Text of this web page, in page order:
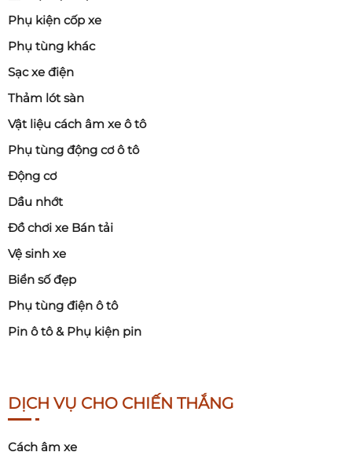
Phụ kiện cốp xe
Phụ tùng khác
Sạc xe điện
Thảm lót sàn
Vật liệu cách âm xe ô tô
Phụ tùng động cơ ô tô
Động cơ
Dầu nhớt
Đồ chơi xe Bán tải
Vệ sinh xe
Biển số đẹp
Phụ tùng điện ô tô
Pin ô tô & Phụ kiện pin
DỊCH VỤ CHO CHIẾN THẮNG
Cách âm xe